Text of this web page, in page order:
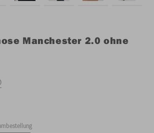
Manchester 2.0 ohne